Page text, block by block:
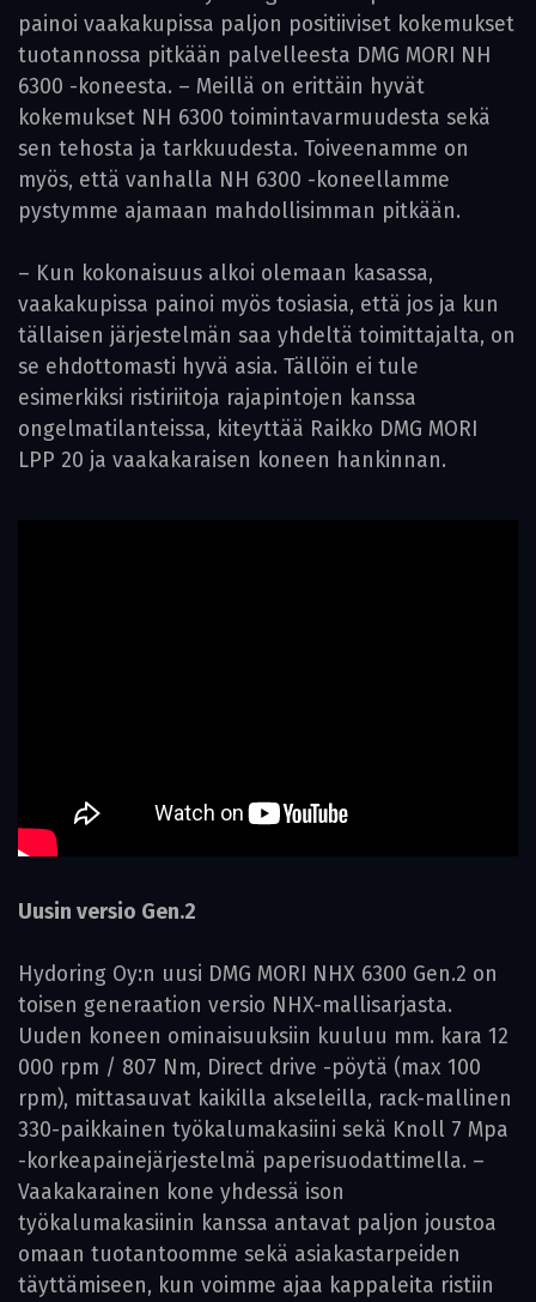
painoi vaakakupissa paljon positiiviset kokemukset
tuotannossa pitkään palvelleesta DMG MORI NH
6300 -koneesta. – Meillä on erittäin hyvät
kokemukset NH 6300 toimintavarmuudesta sekä
sen tehosta ja tarkkuudesta. Toiveenamme on
myös, että vanhalla NH 6300 -koneellamme
pystymme ajamaan mahdollisimman pitkään.
– Kun kokonaisuus alkoi olemaan kasassa,
vaakakupissa painoi myös tosiasia, että jos ja kun
tällaisen järjestelmän saa yhdeltä toimittajalta, on
se ehdottomasti hyvä asia. Tällöin ei tule
esimerkiksi ristiriitoja rajapintojen kanssa
ongelmatilanteissa, kiteyttää Raikko DMG MORI
LPP 20 ja vaakakaraisen koneen hankinnan.
Uusin versio Gen.2
Hydoring Oy:n uusi DMG MORI NHX 6300 Gen.2 on
toisen generaation versio NHX-mallisarjasta.
Uuden koneen ominaisuuksiin kuuluu mm. kara 12
000 rpm / 807 Nm, Direct drive -pöytä (max 100
rpm), mittasauvat kaikilla akseleilla, rack-mallinen
330-paikkainen työkalumakasiini sekä Knoll 7 Mpa
-korkeapainejärjestelmä paperisuodattimella. –
Vaakakarainen kone yhdessä ison
työkalumakasiinin kanssa antavat paljon joustoa
omaan tuotantoomme sekä asia­kastarpeiden
täyttämiseen, kun voimme ajaa kappaleita ristiin